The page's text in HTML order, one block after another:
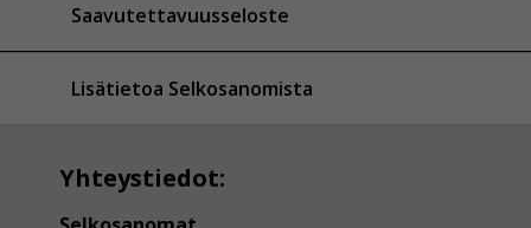
Saavutettavuusseloste
Lisätietoa Selkosanomista
Yhteystiedot: